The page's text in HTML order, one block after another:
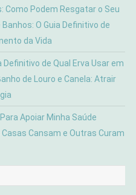
Como Podem Resgatar o Seu
O Guia Definitivo de
da Vida
Definitivo de Qual Erva Usar em
de Louro e Canela: Atrair
Apoiar Minha Saúde
Casas Cansam e Outras Curam